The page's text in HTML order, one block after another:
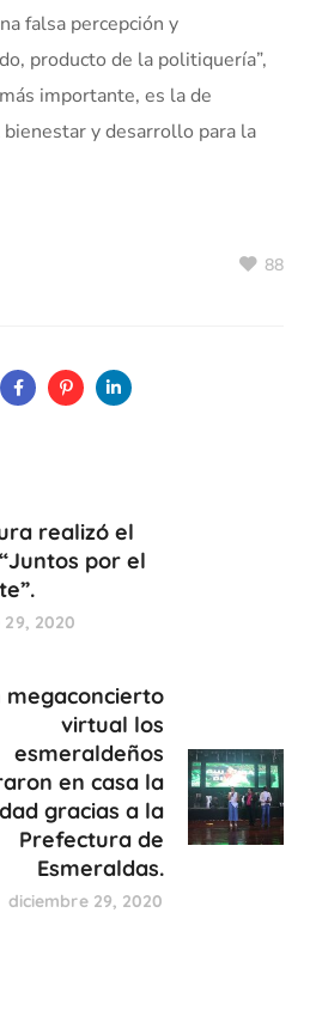
falsa percepción y
producto de la politiquería”,
importante, es la de
y desarrollo para la
88
realizó el
por el
2020
megaconcierto
virtual los
esmeraldeños
en casa la
gracias a la
Prefectura de
Esmeraldas.
diciembre 29, 2020